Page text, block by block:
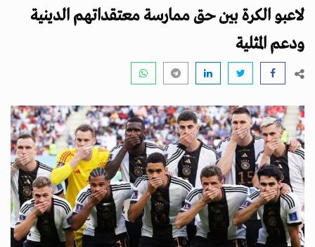
g
a
n
لاعبو الكرة بين حق ممارسة معتقداتهم الدينية
ودعم المثلية